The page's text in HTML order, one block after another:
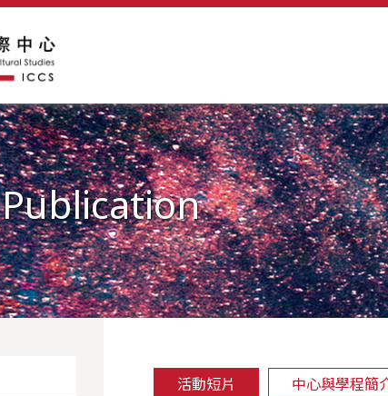
Publication
活動短片 中心與學程簡